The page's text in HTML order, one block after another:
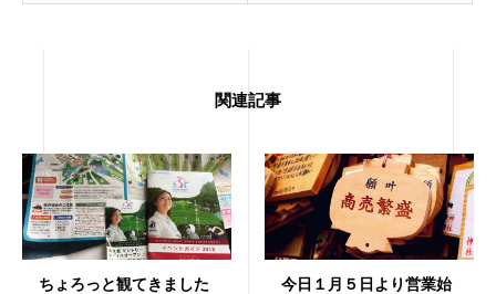
関連記事
ちょろっと観てきました
今日１月５日より営業始